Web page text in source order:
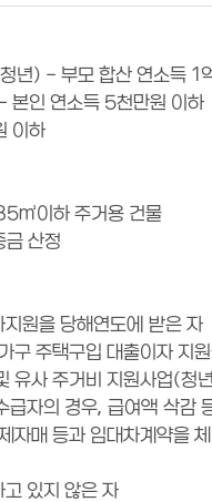
년) - 부모 합산 연소득 1
본인 연소득 5천만원 이하
이하
㎡이하 주거용 건물
금 산정
원을 당해연도에 받은 자
주택구입 대출이자 지
사 주거비 지원사업(청
자의 경우, 급여액 삭감
자매 등과 임대차계약을
있지 않은 자